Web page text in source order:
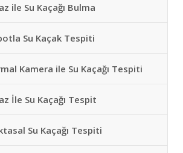
ile Su Kaçağı Bulma
Su Kaçak Tespiti
Kamera ile Su Kaçağı Tespiti
İle Su Kaçağı Tespit
Su Kaçağı Tespiti